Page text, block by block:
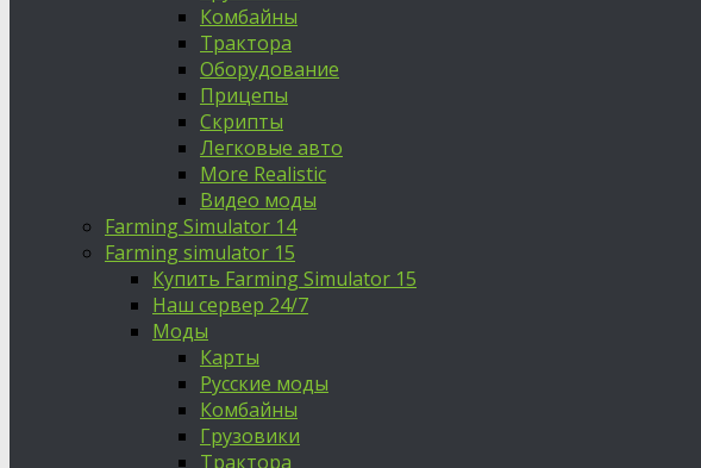
Комбайны
Трактора
Оборудование
Прицепы
Скрипты
Легковые авто
More Realistic
Видео моды
Farming Simulator 14
Farming simulator 15
Купить Farming Simulator 15
Наш сервер 24/7
Моды
Карты
Русские моды
Комбайны
Грузовики
Трактора